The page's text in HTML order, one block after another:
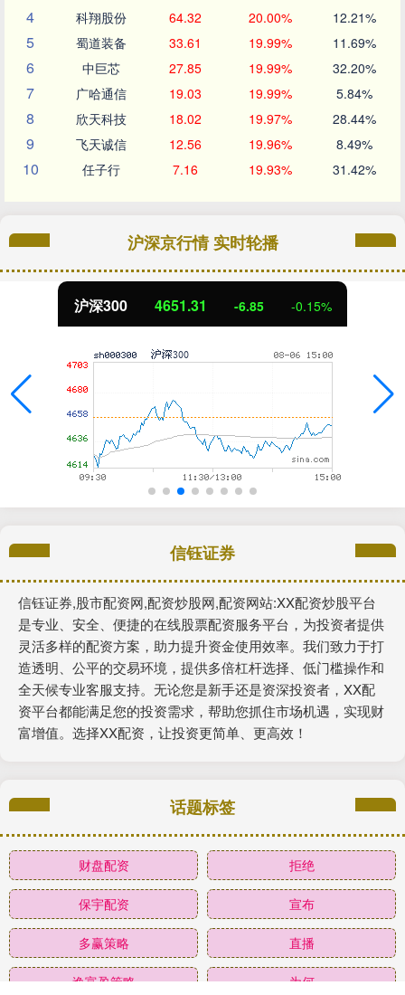
4 科翔股份 64.32 20.00% 12.21%
5 蜀道装备 33.61 19.99% 11.69%
6 中巨芯 27.85 19.99% 32.20%
7 广哈通信 19.03 19.99% 5.84%
8 欣天科技 18.02 19.97% 28.44%
9 飞天诚信 12.56 19.96% 8.49%
10 任子行 7.16 19.93% 31.42%
沪深京行情 实时轮播
沪深300 4651.31 -6.85 -0.15%
信钰证券
信钰证券,股市配资网,配资炒股网,配资网站:XX配资炒股平台
是专业、安全、便捷的在线股票配资服务平台，为投资者提供
灵活多样的配资方案，助力提升资金使用效率。我们致力于打
造透明、公平的交易环境，提供多倍杠杆选择、低门槛操作和
全天候专业客服支持。无论您是新手还是资深投资者，XX配
资平台都能满足您的投资需求，帮助您抓住市场机遇，实现财
富增值。选择XX配资，让投资更简单、更高效！
话题标签
财盘配资 拒绝
保宇配资 宣布
多赢策略 直播
逸富盈策略 为何